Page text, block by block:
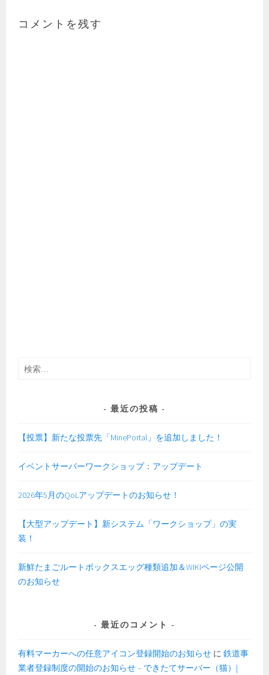
ー
コメントを残す
検
最近の投稿
【投票】新たな投票先「MinePortal」を追加しました！
イベントサーバーワークショップ：アップデート
2026年5月のQoLアップデートのお知らせ！
【大型アップデート】新システム「ワークショップ」の実
装！
新鮮たまごルートボックスエッグ種類追加＆WIKIページ公開
のお知らせ
最近のコメント
有料マーカーへの任意アイコン登録開始のお知らせ に鉄道事
業者登録制度の開始のお知らせ – できたてサーバー（猫）|